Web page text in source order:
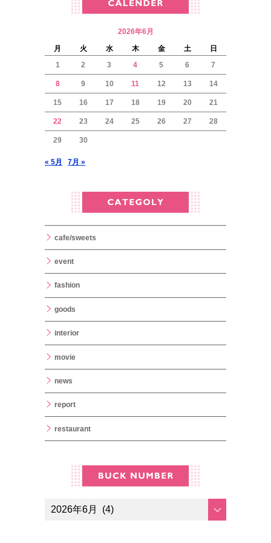
2026年6月
月
火 水 木 金 土
日
1
2 3 4 5 6 7
8 9 10 11 12 13 14
15 16 17 18 19 20 21
22 23 24 25 26 27 28
29 30
« 5月 7月 »
cafe/sweets
event
fashion
goods
interior
movie
news
report
restaurant